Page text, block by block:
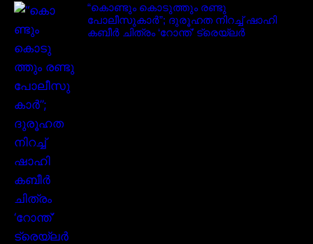
“കൊണ്ടും കൊടുത്തും രണ്ടു
പോലീസുകാർ”; ദുരൂഹത നിറച്ച് ഷാഹി
കബീർ ചിത്രം ‘റോന്ത്’ ട്രെയ്‌ലർ